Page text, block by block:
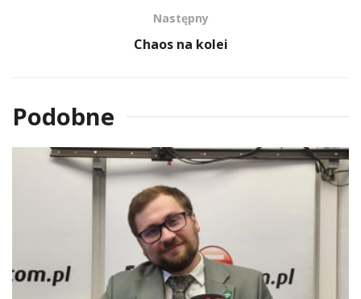
Następny
Chaos na kolei
Podobne